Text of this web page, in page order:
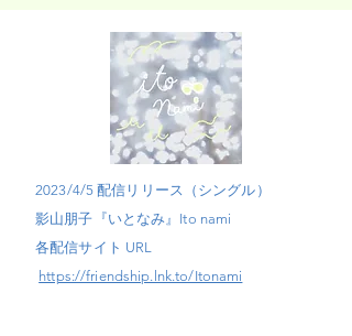
2023/4/5 配信リリース（シングル）
影山朋子『いとなみ』Ito nami
各配信サイト URL
https://friendship.lnk.to/Itonami